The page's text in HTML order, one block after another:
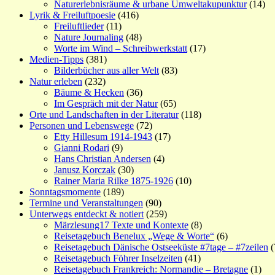
Naturerlebnisräume & urbane Umweltakupunktur(14)
Lyrik & Freiluftpoesie (416)
Freiluftlieder(11)
Nature Journaling (48)
Worte im Wind – Schreibwerkstatt (17)
Medien-Tipps (381)
Bilderbücher aus aller Welt (83)
Natur erleben (232)
Bäume & Hecken (36)
Im Gespräch mit der Natur(65)
Orte und Landschaften in der Literatur(118)
Personen und Lebenswege (72)
Etty Hillesum 1914-1943 (17)
Gianni Rodari (9)
Hans Christian Andersen (4)
Janusz Korczak (30)
Rainer Maria Rilke 1875-1926 (10)
Sonntagsmomente (189)
Termine und Veranstaltungen (90)
Unterwegs entdeckt & notiert (259)
Märzlesung17 Texte und Kontexte (8)
Reisetagebuch Benelux „Wege & Worte“ (6)
Reisetagebuch Dänische Ostseeküste #7tage – #7zeilen
Reisetagebuch Föhrer Inselzeiten (41)
Reisetagebuch Frankreich: Normandie – Bretagne (1)